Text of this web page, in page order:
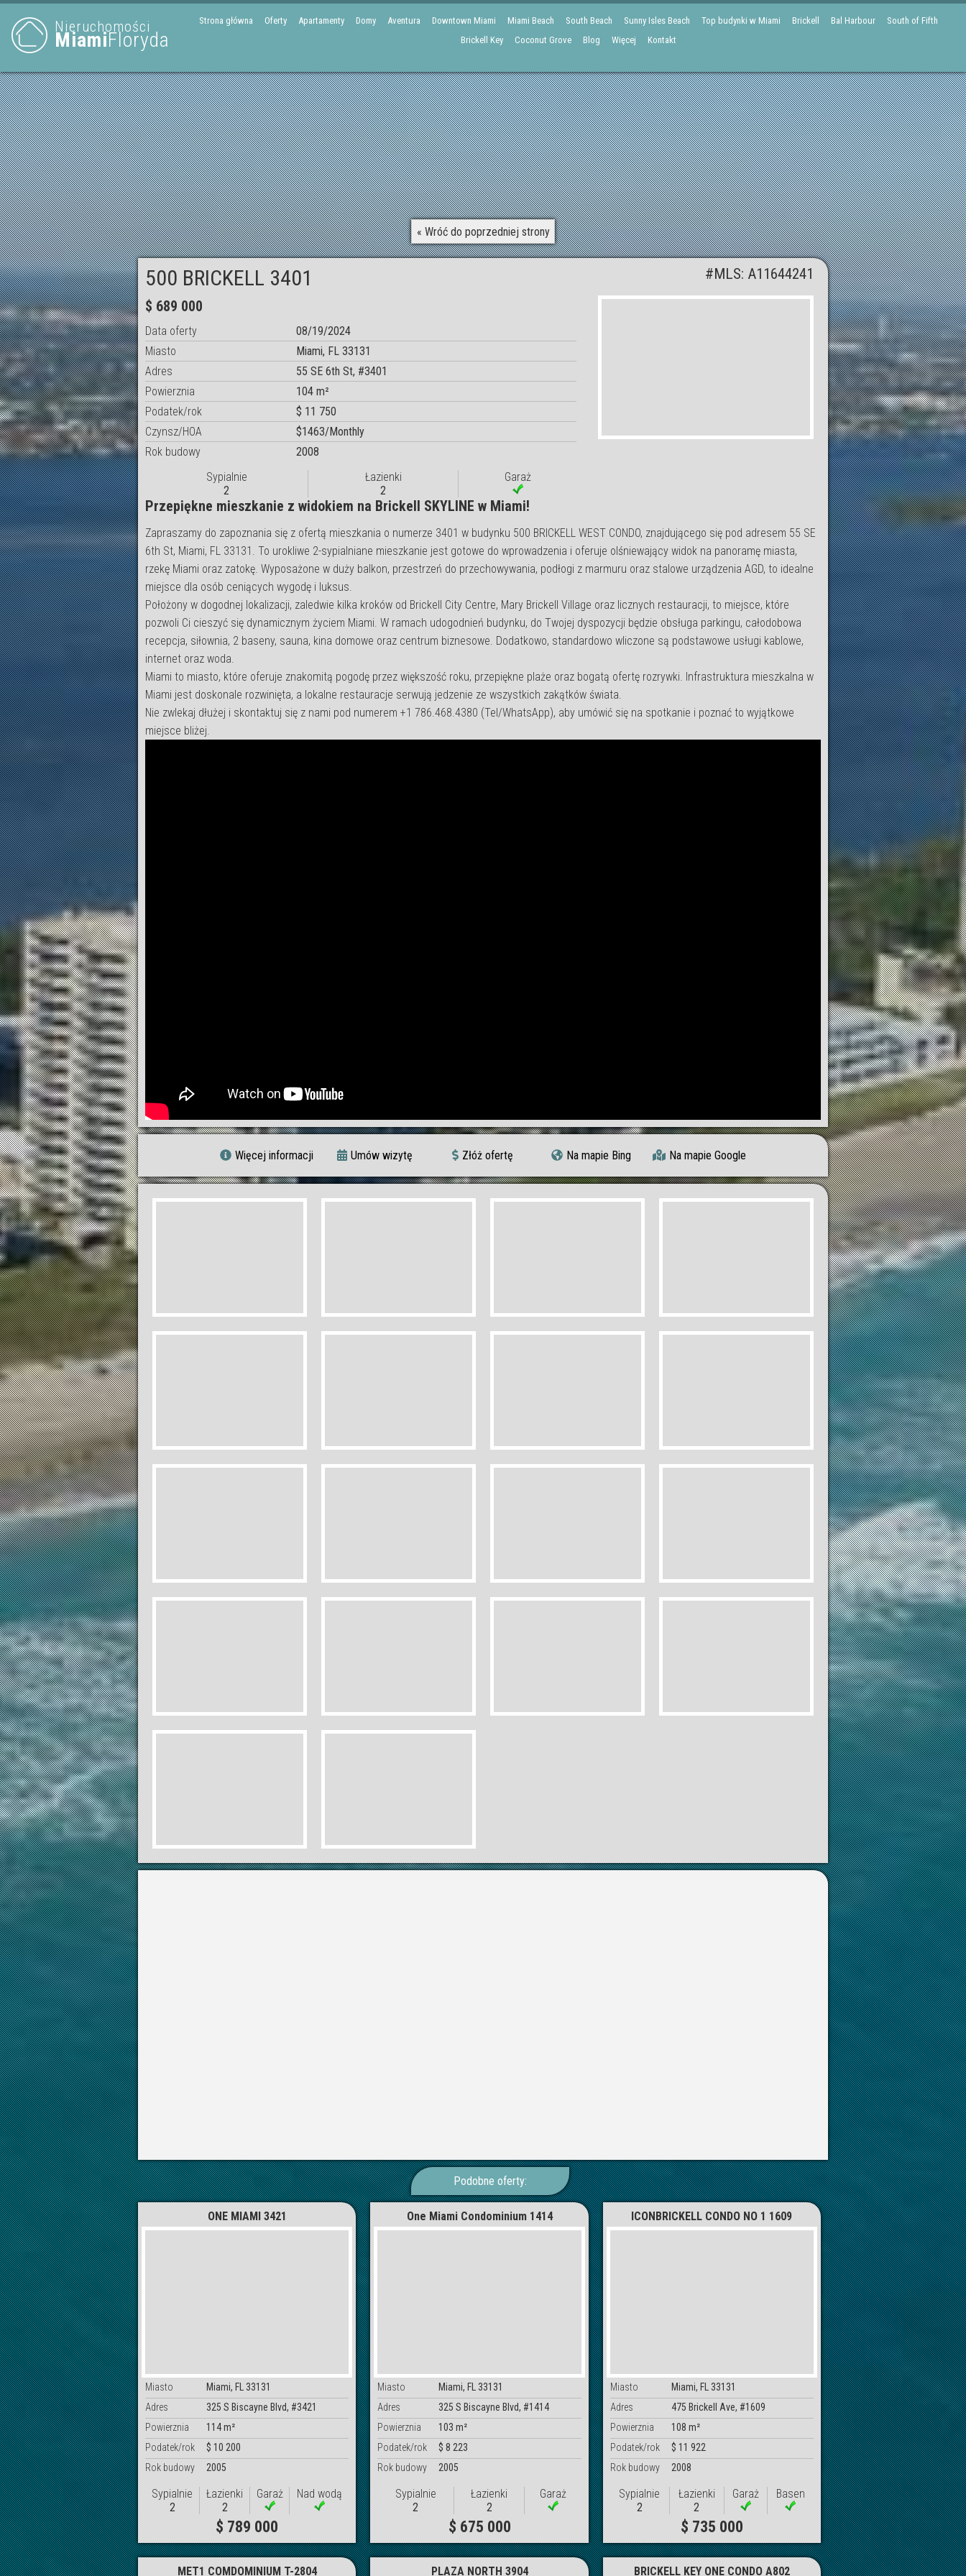
Nieruchomości
MiamiFloryda
Strona główna Oferty Apartamenty Domy Aventura Downtown Miami Miami Beach South Beach Sunny Isles Beach Top budynki w Miami Brickell Bal Harbour
South of Fifth
Brickell Key
Coconut Grove Blog Więcej Kontakt
« Wróć do poprzedniej strony
500 BRICKELL 3401
#MLS: A11644241
$ 689 000
Data oferty
08/19/2024
Miasto
Miami, FL 33131
Adres
55 SE 6th St, #3401
Powierznia
104 m²
Podatek/rok
$ 11 750
Czynsz/HOA
$1463/Monthly
Rok budowy
2008
Sypialnie
2
Łazienki
2
Garaż
Przepiękne mieszkanie z widokiem na Brickell SKYLINE w Miami!
Zapraszamy do zapoznania się z ofertą mieszkania o numerze 3401 w budynku 500 BRICKELL WEST CONDO, znajdującego się pod adresem 55 SE
6th St, Miami, FL 33131. To urokliwe 2-sypialniane mieszkanie jest gotowe do wprowadzenia i oferuje olśniewający widok na panoramę miasta,
rzekę Miami oraz zatokę. Wyposażone w duży balkon, przestrzeń do przechowywania, podłogi z marmuru oraz stalowe urządzenia AGD, to idealne
miejsce dla osób ceniących wygodę i luksus.
Położony w dogodnej lokalizacji, zaledwie kilka kroków od Brickell City Centre, Mary Brickell Village oraz licznych restauracji, to miejsce, które
pozwoli Ci cieszyć się dynamicznym życiem Miami. W ramach udogodnień budynku, do Twojej dyspozycji będzie obsługa parkingu, całodobowa
recepcja, siłownia, 2 baseny, sauna, kina domowe oraz centrum biznesowe. Dodatkowo, standardowo wliczone są podstawowe usługi kablowe,
internet oraz woda.
Miami to miasto, które oferuje znakomitą pogodę przez większość roku, przepiękne plaże oraz bogatą ofertę rozrywki. Infrastruktura mieszkalna w
Miami jest doskonale rozwinięta, a lokalne restauracje serwują jedzenie ze wszystkich zakątków świata.
Nie zwlekaj dłużej i skontaktuj się z nami pod numerem +1 786.468.4380 (Tel/WhatsApp), aby umówić się na spotkanie i poznać to wyjątkowe
miejsce bliżej.
Więcej informacji Umów wizytę Złóż ofertę Na mapie Bing Na mapie Google
Podobne oferty:
ONE MIAMI 3421
Miasto
Miami, FL 33131
Adres
325 S Biscayne Blvd, #3421
Powierznia
114 m²
Podatek/rok
$ 10 200
Rok budowy
2005
Sypialnie
2
Łazienki
2
Garaż Nad wodą
$ 789 000
One Miami Condominium 1414
Miasto
Miami, FL 33131
Adres
325 S Biscayne Blvd, #1414
Powierznia
103 m²
Podatek/rok
$ 8 223
Rok budowy
2005
Sypialnie
2
Łazienki
2
Garaż
$ 675 000
ICONBRICKELL CONDO NO 1 1609
Miasto
Miami, FL 33131
Adres
475 Brickell Ave, #1609
Powierznia
108 m²
Podatek/rok
$ 11 922
Rok budowy
2008
Sypialnie
2
Łazienki
2
Garaż Basen
$ 735 000
MET1 COMDOMINIUM T-2804 PLAZA NORTH 3904 BRICKELL KEY ONE CONDO A802